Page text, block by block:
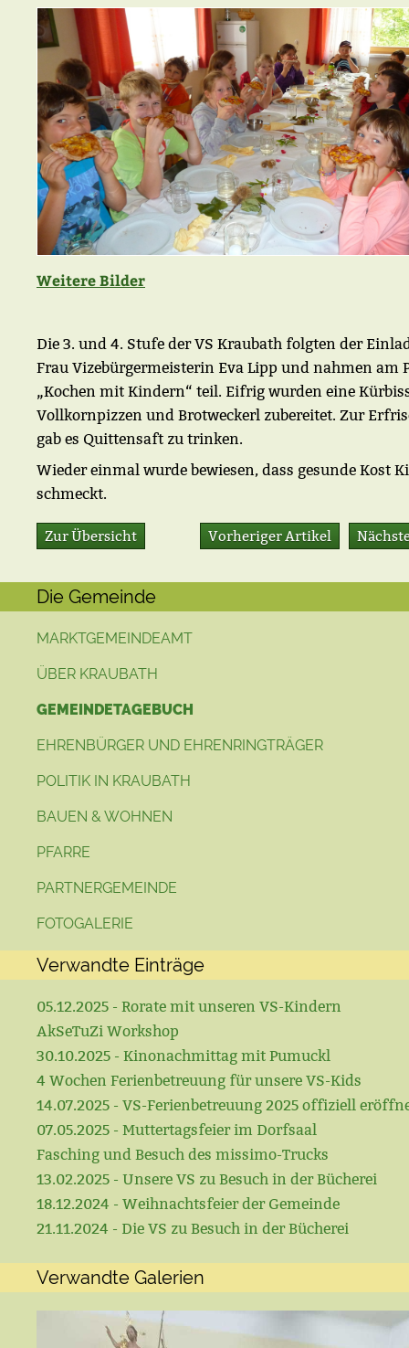
Weitere Bilder
Die 3. und 4. Stufe der VS Kraubath folgten der
Frau Vizebürgermeisterin Eva Lipp und nahmen am
„Kochen mit Kindern“ teil. Eifrig wurden eine
Vollkornpizzen und Brotweckerl zubereitet. Zur
gab es Quittensaft zu trinken.
Wieder einmal wurde bewiesen, dass gesunde Kost
schmeckt.
Vorheriger Artikel
Zur Übersicht
Die Gemeinde
MARKTGEMEINDEAMT
ÜBER KRAUBATH
GEMEINDETAGEBUCH
EHRENBÜRGER UND EHRENRINGTRÄGER
POLITIK IN KRAUBATH
BAUEN & WOHNEN
PFARRE
PARTNERGEMEINDE
FOTOGALERIE
Verwandte Einträge
05.12.2025 - Rorate mit unseren VS-Kindern
AkSeTuZi Workshop
30.10.2025 - Kinonachmittag mit Pumuckl
4 Wochen Ferienbetreuung für unsere VS-Kids
14.07.2025 - VS-Ferienbetreuung 2025 offiziell
07.05.2025 - Muttertagsfeier im Dorfsaal
Fasching und Besuch des missimo-Trucks
13.02.2025 - Unsere VS zu Besuch in der Bücherei
18.12.2024 - Weihnachtsfeier der Gemeinde
21.11.2024 - Die VS zu Besuch in der Bücherei
Verwandte Galerien